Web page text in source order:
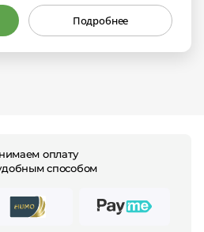
Подробнее
оплату
способом